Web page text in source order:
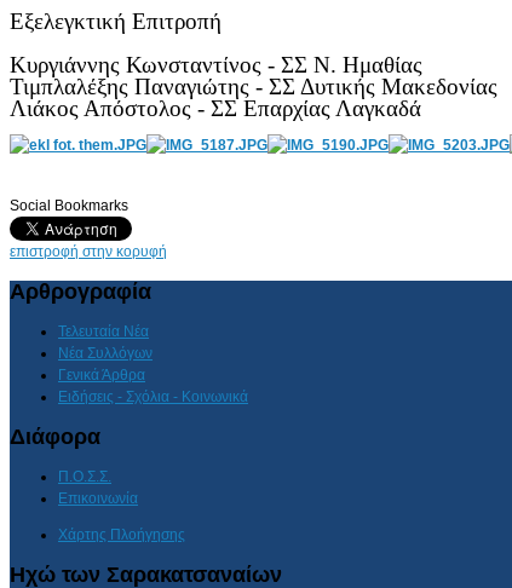
Εξελεγκτική Επιτροπή
Κυργιάννης Κωνσταντίνος - ΣΣ Ν. Ημαθίας
Τιμπλαλέξης Παναγιώτης - ΣΣ Δυτικής Μακεδονίας
Λιάκος Απόστολος - ΣΣ Επαρχίας Λαγκαδά
AdmirorGallery 4.5.0 , author/s
Social Bookmarks
επιστροφή στην κορυφή
Αρθρογραφία
Τελευταία Νέα
Νέα Συλλόγων
Γενικά Άρθρα
Ειδήσεις - Σχόλια - Κοινωνικά
Διάφορα
Π.Ο.Σ.Σ.
Επικοινωνία
Χάρτης Πλοήγησης
Ηχώ των Σαρακατσαναίων